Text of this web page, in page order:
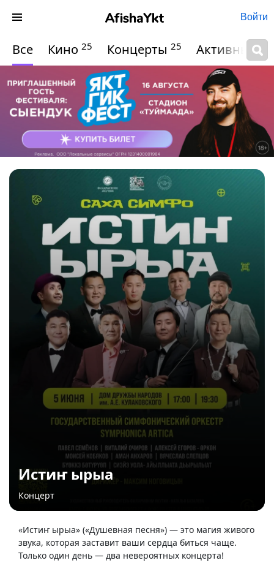
Войти
Все Кино 25 Концерты 25 Активный
Истиҥ ырыа
Концерт
«Истиҥ ырыа» («Душевная песня») — это магия живого
звука, которая заставит ваши сердца биться чаще.
Только один день — два невероятных концерта!